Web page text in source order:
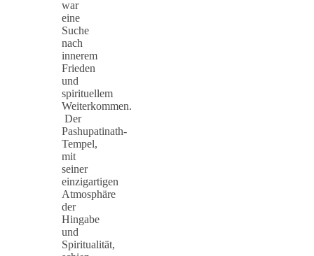
war
eine
Suche
nach
innerem
Frieden
und
spirituellem
Weiterkommen.
Der
Pashupatinath-
Tempel,
mit
seiner
einzigartigen
Atmosphäre
der
Hingabe
und
Spiritualität,